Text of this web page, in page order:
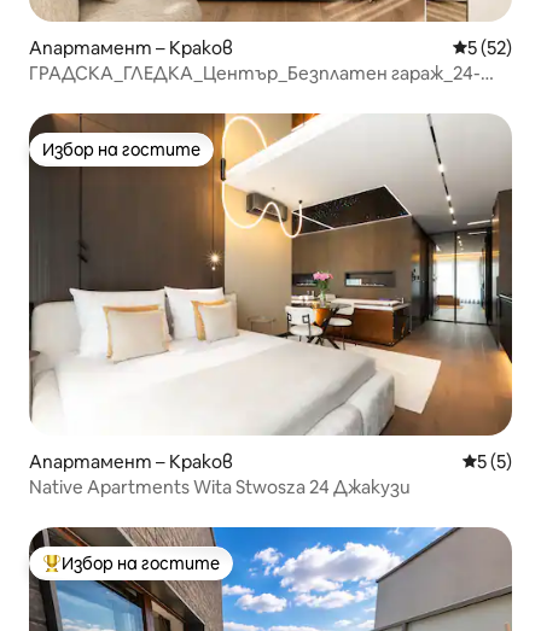
Апартамент – Краков Средна
5 (52)
ГРАДСКА_ГЛЕДКА_Център_Безплатен гараж_24-
Избор на гостите
Избор на гостите
Апартамент – Краков Средна
5 (5)
Native Apartments Wita Stwosza 24 Джакузи
Най-популярен избор на гостите
Избор на гостите